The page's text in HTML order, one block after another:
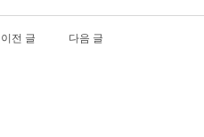
이전 글 다음 글